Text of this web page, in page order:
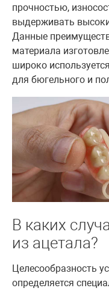
прочностью,
выдерживать
Данные
материала
широко
для бюгельного и
В каких
из ацетала?
Целесообразность
определяется